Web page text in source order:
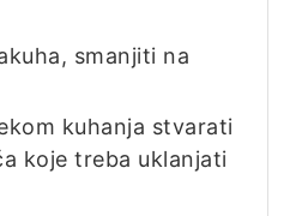
smanjiti na
kuhanja stvarati
koje treba uklanjati